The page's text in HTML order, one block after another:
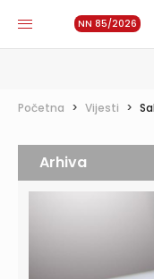
NN 85/2026
Početna > Vijesti >
Arhiva